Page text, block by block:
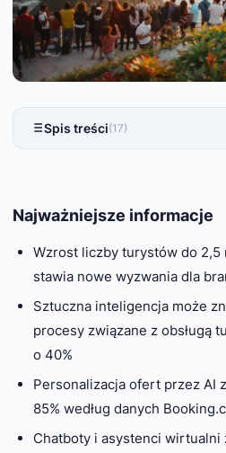
Spis treści(17)
Najważniejsze informacje
Wzrost liczby turystów do 2,5
stawia nowe wyzwania dla
Sztuczna inteligencja może
procesy związane z obsługą
o 40%
Personalizacja ofert przez AI
85% według danych
Chatboty i asystenci